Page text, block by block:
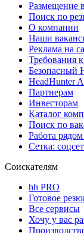
Размещение
Поиск по
О компании
Наши
Реклама на
Требования
Безопасный
HeadHunter
Партнерам
Инвесторам
Каталог
Поиск по
Работа
Сетка:
Соискателям
hh PRO
Готовое
Все сервисы
Хочу у вас